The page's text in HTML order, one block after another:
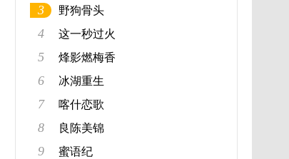
3 野狗骨头
4 这一秒过火
5 烽影燃梅香
6 冰湖重生
7 喀什恋歌
8 良陈美锦
9 蜜语纪